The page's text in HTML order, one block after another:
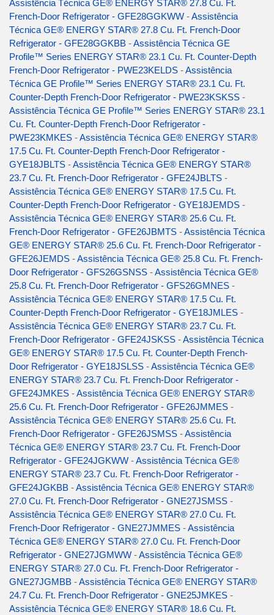
Assistência Técnica GE® ENERGY STAR® 27.8 Cu. Ft.
French-Door Refrigerator - GFE28GGKWW -Assistência
Técnica GE® ENERGY STAR® 27.8 Cu. Ft. French-Door
Refrigerator - GFE28GGKBB -Assistência Técnica GE
Profile™ Series ENERGY STAR® 23.1 Cu. Ft. Counter-Depth
French-Door Refrigerator - PWE23KELDS -Assistência
Técnica GE Profile™ Series ENERGY STAR® 23.1 Cu. Ft.
Counter-Depth French-Door Refrigerator - PWE23KSKSS -
Assistência Técnica GE Profile™ Series ENERGY STAR® 23.1
Cu. Ft. Counter-Depth French-Door Refrigerator -
PWE23KMKES -Assistência Técnica GE® ENERGY STAR®
17.5 Cu. Ft. Counter-Depth French-Door Refrigerator -
GYE18JBLTS -Assistência Técnica GE® ENERGY STAR®
23.7 Cu. Ft. French-Door Refrigerator - GFE24JBLTS -
Assistência Técnica GE® ENERGY STAR® 17.5 Cu. Ft.
Counter-Depth French-Door Refrigerator - GYE18JEMDS -
Assistência Técnica GE® ENERGY STAR® 25.6 Cu. Ft.
French-Door Refrigerator - GFE26JBMTS -Assistência Técnica
GE® ENERGY STAR® 25.6 Cu. Ft. French-Door Refrigerator -
GFE26JEMDS -Assistência Técnica GE® 25.8 Cu. Ft. French-
Door Refrigerator - GFS26GSNSS -Assistência Técnica GE®
25.8 Cu. Ft. French-Door Refrigerator - GFS26GMNES -
Assistência Técnica GE® ENERGY STAR® 17.5 Cu. Ft.
Counter-Depth French-Door Refrigerator - GYE18JMLES -
Assistência Técnica GE® ENERGY STAR® 23.7 Cu. Ft.
French-Door Refrigerator - GFE24JSKSS -Assistência Técnica
GE® ENERGY STAR® 17.5 Cu. Ft. Counter-Depth French-
Door Refrigerator - GYE18JSLSS -Assistência Técnica GE®
ENERGY STAR® 23.7 Cu. Ft. French-Door Refrigerator -
GFE24JMKES -Assistência Técnica GE® ENERGY STAR®
25.6 Cu. Ft. French-Door Refrigerator - GFE26JMMES -
Assistência Técnica GE® ENERGY STAR® 25.6 Cu. Ft.
French-Door Refrigerator - GFE26JSMSS -Assistência
Técnica GE® ENERGY STAR® 23.7 Cu. Ft. French-Door
Refrigerator - GFE24JGKWW -Assistência Técnica GE®
ENERGY STAR® 23.7 Cu. Ft. French-Door Refrigerator -
GFE24JGKBB -Assistência Técnica GE® ENERGY STAR®
27.0 Cu. Ft. French-Door Refrigerator - GNE27JSMSS -
Assistência Técnica GE® ENERGY STAR® 27.0 Cu. Ft.
French-Door Refrigerator - GNE27JMMES -Assistência
Técnica GE® ENERGY STAR® 27.0 Cu. Ft. French-Door
Refrigerator - GNE27JGMWW -Assistência Técnica GE®
ENERGY STAR® 27.0 Cu. Ft. French-Door Refrigerator -
GNE27JGMBB -Assistência Técnica GE® ENERGY STAR®
24.7 Cu. Ft. French-Door Refrigerator - GNE25JMKES -
Assistência Técnica GE® ENERGY STAR® 18.6 Cu. Ft.